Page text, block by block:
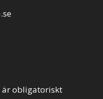
är obligatoriskt